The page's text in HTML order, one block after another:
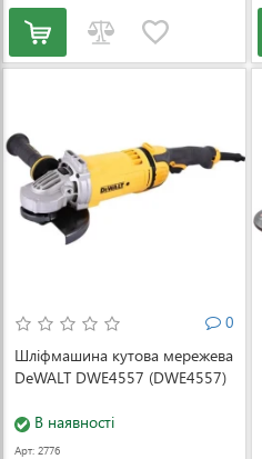
0
Шліфмашина кутова мережева
DeWALT DWE4557 (DWE4557)
В наявності
Арт: 2776